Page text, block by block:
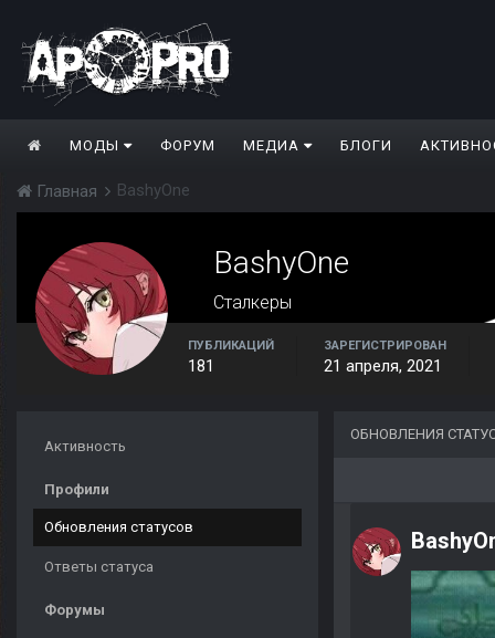
МОДЫ ФОРУМ МЕДИА БЛОГИ
Главная BashyOne
BashyOne
Сталкеры
ПУБЛИКАЦИЙ
181
ЗАРЕГИСТРИРОВАН
21 апреля, 2021
Активность
Профили
Обновления статусов
Ответы статуса
Форумы
ОБНОВЛЕНИЯ